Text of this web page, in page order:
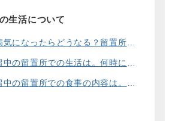
生活について
らどうなる？留置所の健康診断、診療、医療行為、手術は。
の生活は。何時に起きて、何時に寝るの？部屋や食事の様子は？
での食事の内容は。食事代は支払わないといけないの？